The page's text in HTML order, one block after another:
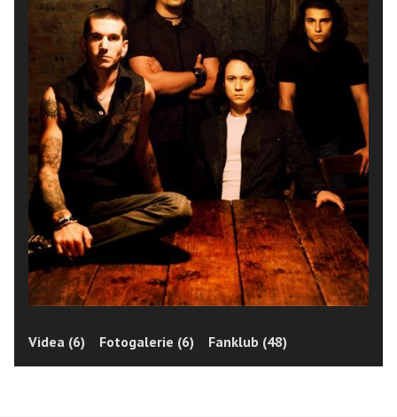
Videa (6) Fotogalerie (6) Fanklub (48)